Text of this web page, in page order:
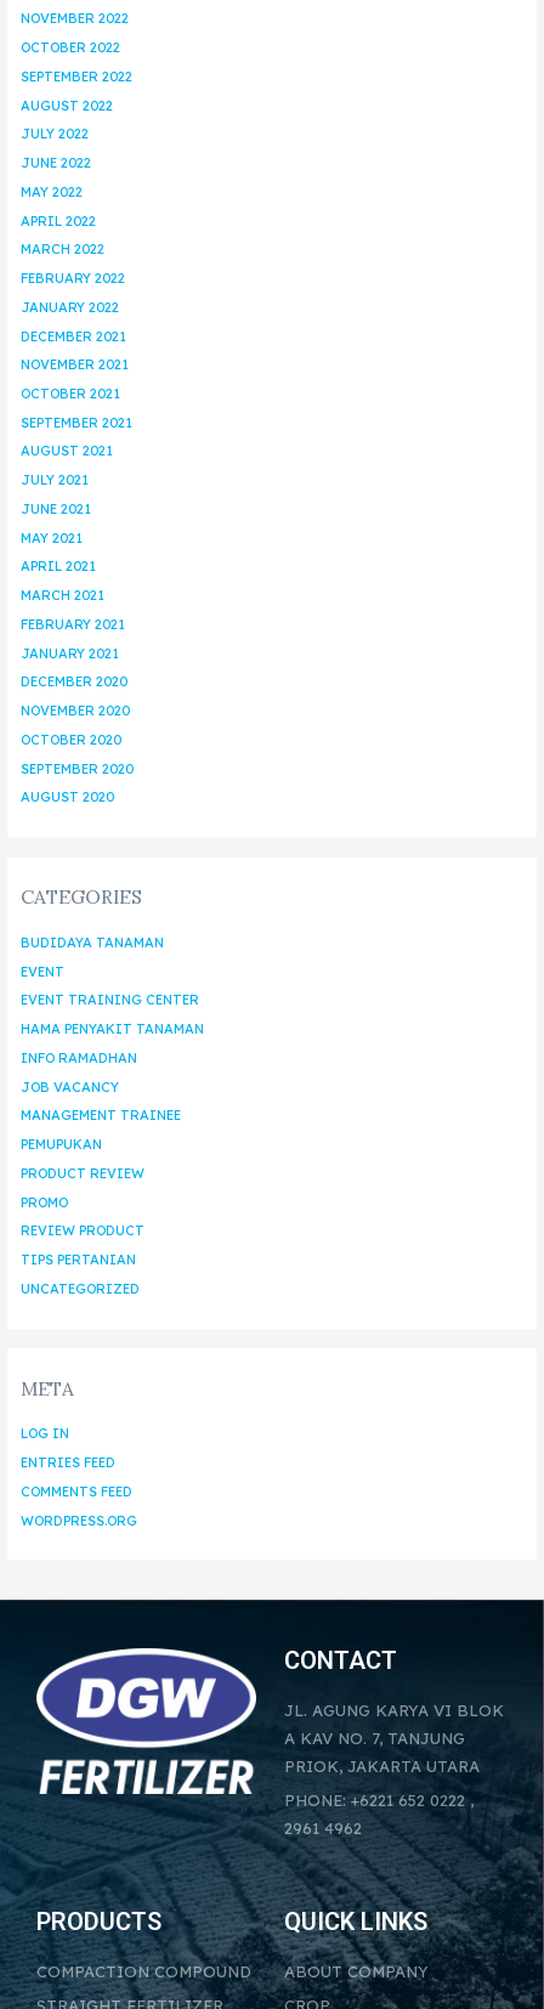
NOVEMBER 2022
OCTOBER 2022
SEPTEMBER 2022
AUGUST 2022
JULY 2022
JUNE 2022
MAY 2022
APRIL 2022
MARCH 2022
FEBRUARY 2022
JANUARY 2022
DECEMBER 2021
NOVEMBER 2021
OCTOBER 2021
SEPTEMBER 2021
AUGUST 2021
JULY 2021
JUNE 2021
MAY 2021
APRIL 2021
MARCH 2021
FEBRUARY 2021
JANUARY 2021
DECEMBER 2020
NOVEMBER 2020
OCTOBER 2020
SEPTEMBER 2020
AUGUST 2020
CATEGORIES
BUDIDAYA TANAMAN
EVENT
EVENT TRAINING CENTER
HAMA PENYAKIT TANAMAN
INFO RAMADHAN
JOB VACANCY
MANAGEMENT TRAINEE
PEMUPUKAN
PRODUCT REVIEW
PROMO
REVIEW PRODUCT
TIPS PERTANIAN
UNCATEGORIZED
META
LOG IN
ENTRIES FEED
COMMENTS FEED
WORDPRESS.ORG
CONTACT
JL. AGUNG KARYA VI BLOK
A KAV NO. 7, TANJUNG
PRIOK, JAKARTA UTARA
PHONE: +6221 652 0222 ,
2961 4962
PRODUCTS
COMPACTION COMPOUND
QUICK LINKS
ABOUT COMPANY